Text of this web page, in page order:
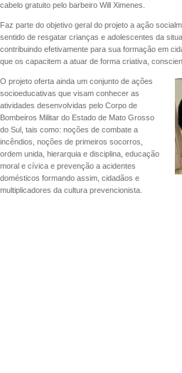
cabelo gratuito pelo barbeiro Will Ximenes.
Faz parte do objetivo geral do projeto a ação
sentido de resgatar crianças e adolescentes da
contribuindo efetivamente para sua formação em
que os capacitem a atuar de forma criativa,
O projeto oferta ainda um conjunto de ações
socioeducativas que visam conhecer as
atividades desenvolvidas pelo Corpo de
Bombeiros Militar do Estado de Mato Grosso
do Sul, tais como: noções de combate a
incêndios, noções de primeiros socorros,
ordem unida, hierarquia e disciplina, educação
moral e cívica e prevenção a acidentes
domésticos formando assim, cidadãos e
multiplicadores da cultura prevencionista.